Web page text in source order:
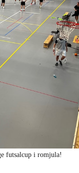
futsalcup i romjula!